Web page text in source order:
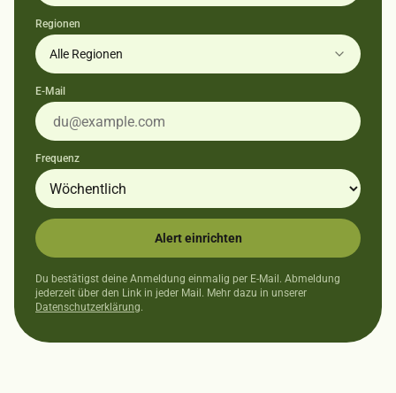
Regionen
Alle Regionen
E-Mail
Frequenz
Alert einrichten
Du bestätigst deine Anmeldung einmalig per E-Mail. Abmeldung
jederzeit über den Link in jeder Mail. Mehr dazu in unserer
Datenschutzerklärung.